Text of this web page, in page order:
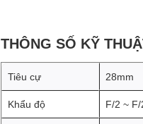
THÔNG SỐ KỸ
Tiêu cự 28mm
Khẩu độ F/2 ~ F/